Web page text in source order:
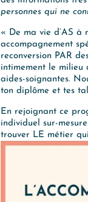
personnes qui ne
« De ma vie d’AS à
accompagnement
reconversion PAR
intimement le milieu
aides-soignantes.
ton diplôme et tes
En rejoignant ce
individuel sur-
trouver LE métier